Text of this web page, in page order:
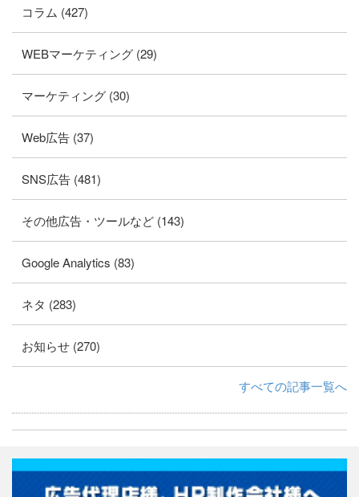
コラム (427)
WEBマーケティング (29)
マーケティング (30)
Web広告 (37)
SNS広告 (481)
その他広告・ツールなど (143)
Google Analytics (83)
ネタ (283)
お知らせ (270)
すべての記事一覧へ